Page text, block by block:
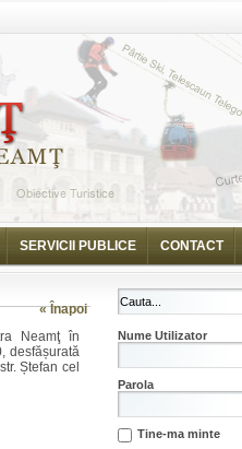
SERVICII PUBLICE CONTACT
« Înapoi
Neamţ în
desfășurată
Ștefan cel
Nume Utilizator
Parola
Tine-ma minte